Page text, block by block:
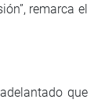
remarca el
que